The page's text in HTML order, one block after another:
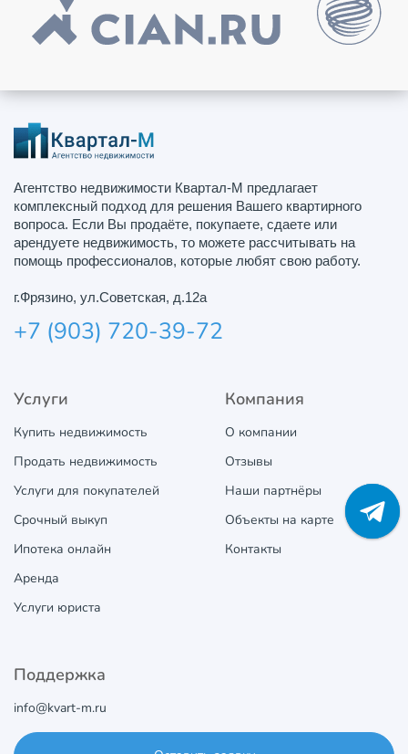
Агентство недвижимости Квартал-М предлагает
комплексный подход для решения Вашего квартирного
вопроса. Если Вы продаёте, покупаете, сдаете или
арендуете недвижимость, то можете рассчитывать на
помощь профессионалов, которые любят свою работу.
г.Фрязино, ул.Советская, д.12а
+7 (903) 720-39-72
Услуги
Купить недвижимость
Продать недвижимость
Услуги для покупателей
Срочный выкуп
Ипотека онлайн
Аренда
Услуги юриста
Компания
О компании
Отзывы
Наши партнёры
Объекты на карте
Контакты
Поддержка
info@kvart-m.ru